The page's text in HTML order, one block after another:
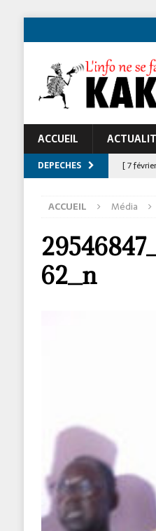
ACCUEIL
DEPECHES [ 7
À LA UNE
ACCUEIL Média
62_n